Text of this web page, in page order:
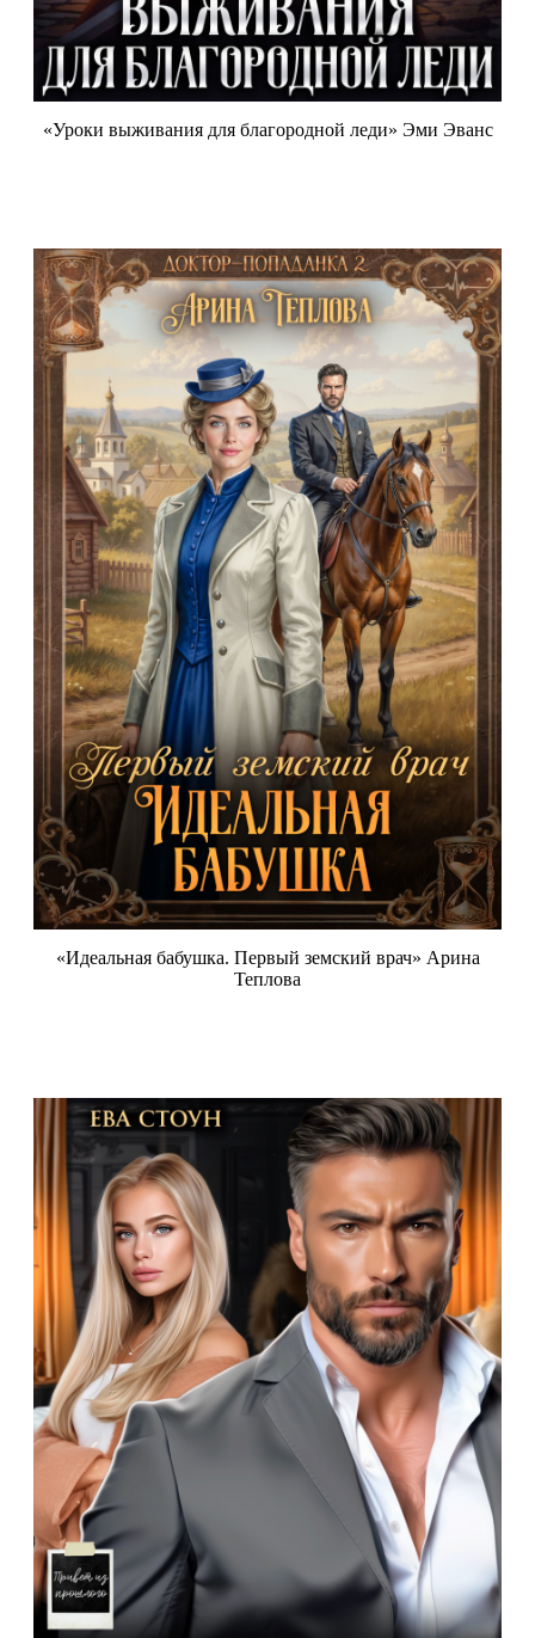
«Уроки выживания для благородной леди» Эми Эванс
«Идеальная бабушка. Первый земский врач» Арина
Теплова